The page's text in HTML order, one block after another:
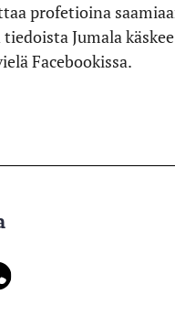
profetioina
Jumala käskee
Facebookissa.